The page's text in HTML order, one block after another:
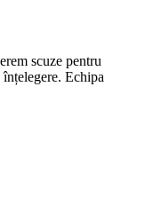
scuze pentru
Echipa